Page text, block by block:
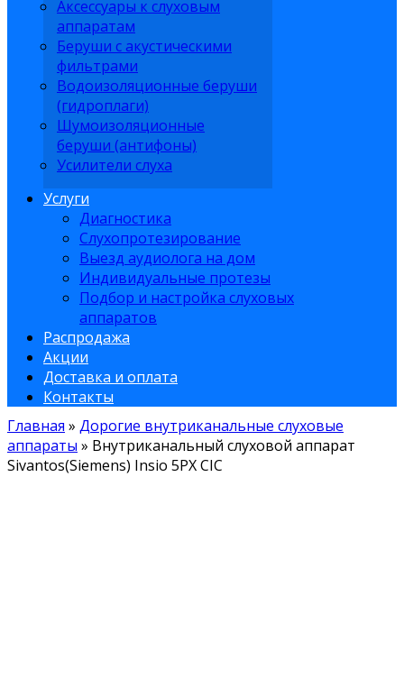
Аксессуары к слуховым
аппаратам
Беруши с акустическими
фильтрами
Водоизоляционные беруши
(гидроплаги)
Шумоизоляционные
беруши (антифоны)
Усилители слуха
Услуги
Диагностика
Слухопротезирование
Выезд аудиолога на дом
Индивидуальные протезы
Подбор и настройка слуховых
аппаратов
Распродажа
Акции
Доставка и оплата
Контакты
Главная » Дорогие внутриканальные слуховые
аппараты » Внутриканальный слуховой аппарат
Sivantos(Siemens) Insio 5PX CIC